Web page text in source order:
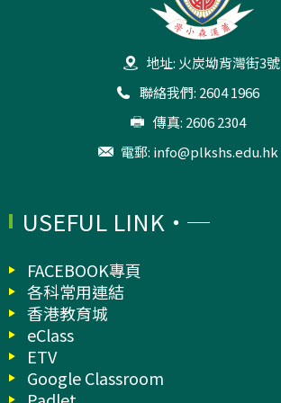
地址: 火炭坳背灣街3號
聯絡我們: 2604 1966
傳真: 2606 2304
電郵: info@plkshs.edu.hk
USEFUL LINK
FACEBOOK專頁
各科常用連結
香港教育城
eClass
ETV
Google Classroom